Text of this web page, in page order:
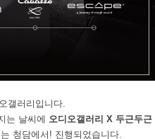
갤러리입니다.
는 날씨에 오디오갤러리 X 두근두근
청담에서! 진행되었습니다.